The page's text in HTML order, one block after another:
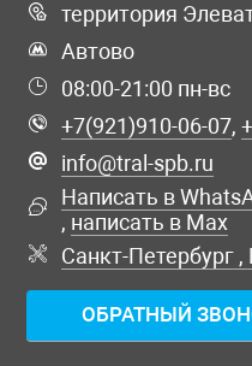
территория
Автово
08:00-21:00 пн-вс
+7(921)910-06-07,
info@tral-spb.ru
Написать в
, написать в Max
Санкт-Петербург
ОБРАТНЫЙ